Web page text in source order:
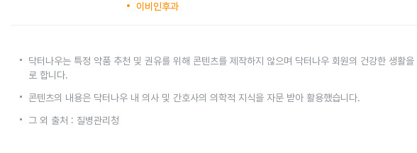
이비인후과
닥터나우는 특정 약품 추천 및 권유를 위해 콘텐츠를 제작하지 않으며 닥터나우 회원의 건강한 생활
로 합니다.
콘텐츠의 내용은 닥터나우 내 의사 및 간호사의 의학적 지식을 자문 받아 활용했습니다.
그 외 출처 : 질병관리청